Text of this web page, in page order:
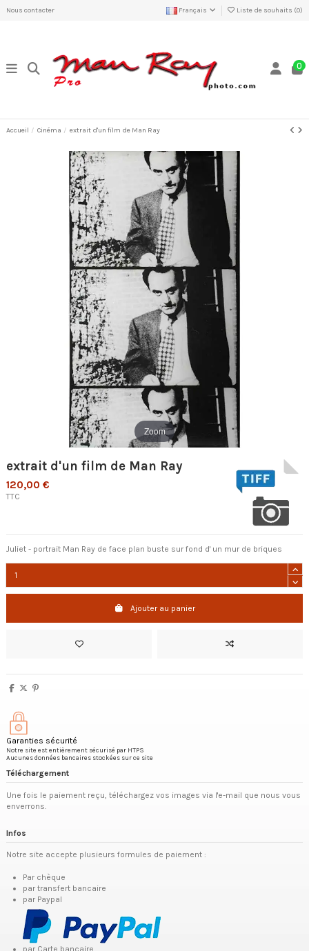
Nous contacter Français Liste de souhaits (0)
0
Accueil Cinéma extrait d'un film de Man Ray
Zoom
extrait d'un film de Man Ray
120,00 €
TTC
Juliet - portrait Man Ray de face plan buste sur fond d' un mur de briques
Ajouter au panier
Garanties sécurité
Notre site est entièrement sécurisé par HTPS
Aucunes données bancaires stockées sur ce site
Téléchargement
Une fois le paiement reçu, téléchargez vos images via l'e-mail que nous vous
enverrons.
Infos
Notre site accepte plusieurs formules de paiement :
Par chèque
par transfert bancaire
par Paypal
par Carte bancaire